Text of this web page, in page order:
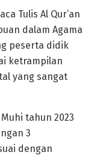
Tulis Al Qur’an
dalam Agama
peserta didik
ketrampilan
yang sangat
tahun 2023
3
dengan